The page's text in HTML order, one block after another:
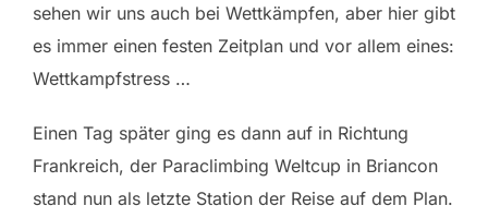
sehen wir uns auch bei Wettkämpfen, aber hier gibt
es immer einen festen Zeitplan und vor allem eines:
Wettkampfstress …
Einen Tag später ging es dann auf in Richtung
Frankreich, der Paraclimbing Weltcup in Briancon
stand nun als letzte Station der Reise auf dem Plan.